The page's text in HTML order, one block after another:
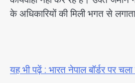
के अधिकारियों की मिली भगत से
यह भी पढ़ें : भारत नेपाल बॉर्डर पर